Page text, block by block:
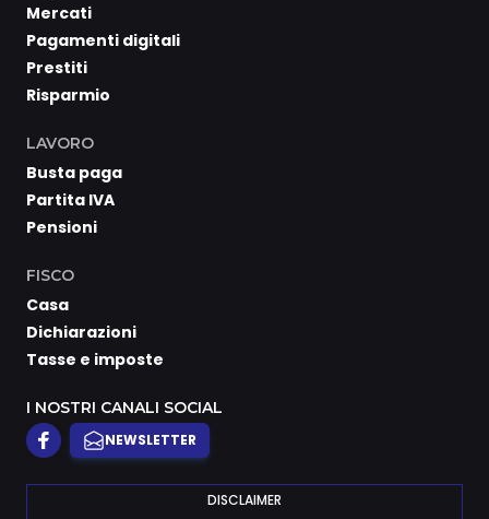
Mercati
Pagamenti digitali
Prestiti
Risparmio
LAVORO
Busta paga
Partita IVA
Pensioni
FISCO
Casa
Dichiarazioni
Tasse e imposte
I NOSTRI CANALI SOCIAL
NEWSLETTER
DISCLAIMER